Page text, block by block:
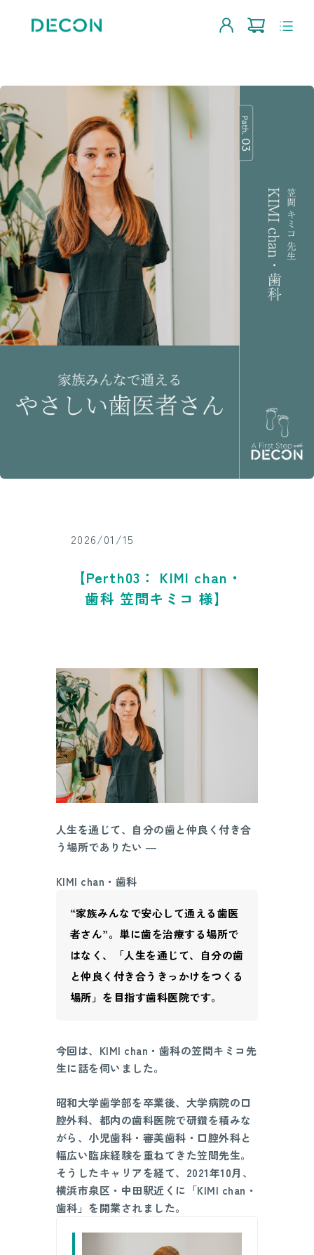
2026/01/15
【Perth03： KIMI chan・
歯科 笠間キミコ 様】
人生を通じて、自分の歯と仲良く付き合
う場所でありたい ―
KIMI chan・歯科
“家族みんなで安心して通える歯医
者さん”。単に歯を治療する場所で
はなく、「人生を通じて、自分の歯
と仲良く付き合うきっかけをつくる
場所」を目指す歯科医院です。
今回は、KIMI chan・歯科の笠間キミコ先
生に話を伺いました。
昭和大学歯学部を卒業後、大学病院の口
腔外科、都内の歯科医院で研鑽を積みな
がら、小児歯科・審美歯科・口腔外科と
幅広い臨床経験を重ねてきた笠間先生。
そうしたキャリアを経て、2021年10月、
横浜市泉区・中田駅近くに「KIMI chan・
歯科」を開業されました。